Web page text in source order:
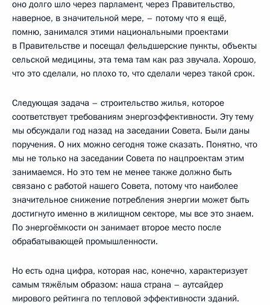
оно долго шло через парламент, через Правительство,
наверное, в значительной мере, – потому что я ещё,
помню, занимался этими национальными проектами
в Правительстве и посещал фельдшерские пункты, объекты
сельской медицины, эта тема там как раз звучала. Хорошо,
что это сделали, но плохо то, что сделали через такой срок.
Следующая задача – строительство жилья, которое
соответствует требованиям энергоэффективности. Эту тему
мы обсуждали год назад на заседании Совета. Были даны
поручения. О них можно сегодня тоже сказать. Понятно, что
мы не только на заседании Совета по нацпроектам этим
занимаемся. Но это тем не менее также должно быть
связано с работой нашего Совета, потому что наиболее
значительное снижение потребления энергии может быть
достигнуто именно в жилищном секторе, мы все это знаем.
По энергоёмкости он занимает второе место после
обрабатывающей промышленности.
Но есть одна цифра, которая нас, конечно, характеризует
самым тяжёлым образом: наша страна – аутсайдер
мирового рейтинга по тепловой эффективности зданий.